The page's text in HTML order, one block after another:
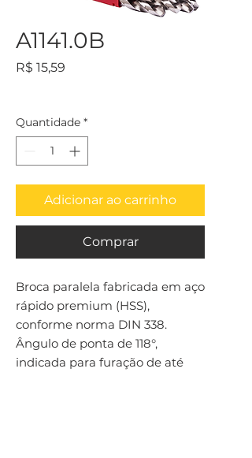
A1141.0B
R$ 15,59
Quantidade *
Adicionar ao carrinho
Comprar
Broca paralela fabricada em aço
rápido premium (HSS),
conforme norma DIN 338.
Ângulo de ponta de 118°,
indicada para furação de até